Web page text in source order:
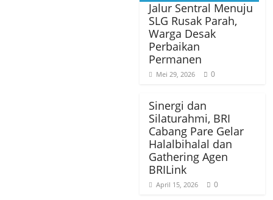
Jalur Sentral Menuju
SLG Rusak Parah,
Warga Desak
Perbaikan
Permanen
Mei 29, 2026 0
Sinergi dan
Silaturahmi, BRI
Cabang Pare Gelar
Halalbihalal dan
Gathering Agen
BRILink
April 15, 2026 0